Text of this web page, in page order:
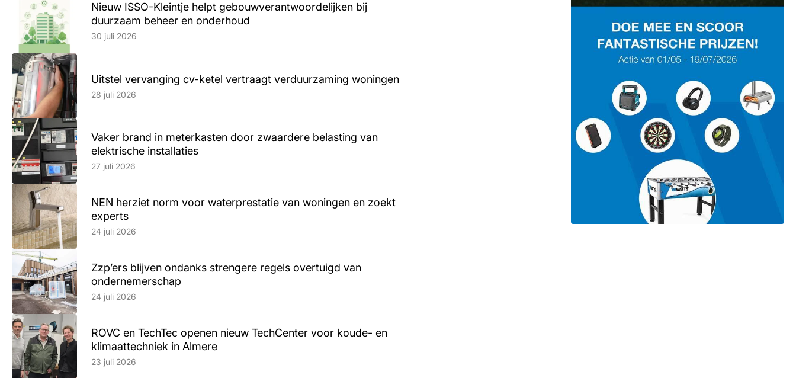
Nieuw ISSO-Kleintje helpt gebouwverantwoordelijken bij
duurzaam beheer en onderhoud
Lees artikel
30 juli 2026
Uitstel vervanging cv-ketel vertraagt verduurzaming woningen
Lees artikel
28 juli 2026
Vaker brand in meterkasten door zwaardere belasting van
elektrische installaties
Lees artikel
27 juli 2026
NEN herziet norm voor waterprestatie van woningen en zoekt
experts
Lees artikel
24 juli 2026
Zzp’ers blijven ondanks strengere regels overtuigd van
ondernemerschap
Lees artikel
24 juli 2026
ROVC en TechTec openen nieuw TechCenter voor koude- en
klimaattechniek in Almere
Lees artikel
23 juli 2026